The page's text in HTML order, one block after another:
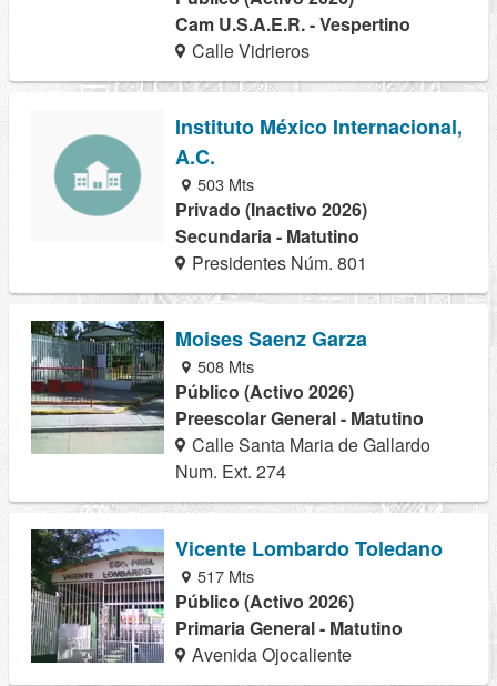
Cam U.S.A.E.R. - Vespertino
Calle Vidrieros
Instituto México Internacional,
A.C.
503 Mts
Privado (Inactivo 2026)
Secundaria - Matutino
Presidentes Núm. 801
Moises Saenz Garza
508 Mts
Público (Activo 2026)
Preescolar General - Matutino
Calle Santa Maria de Gallardo
Num. Ext. 274
Vicente Lombardo Toledano
517 Mts
Público (Activo 2026)
Primaria General - Matutino
Avenida Ojocaliente